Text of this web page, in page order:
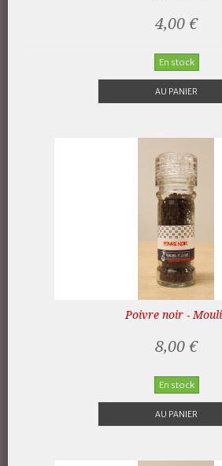
4,00 €
En stock
AU PANIER
Poivre noir -
8,00 €
En stock
AU PANIER